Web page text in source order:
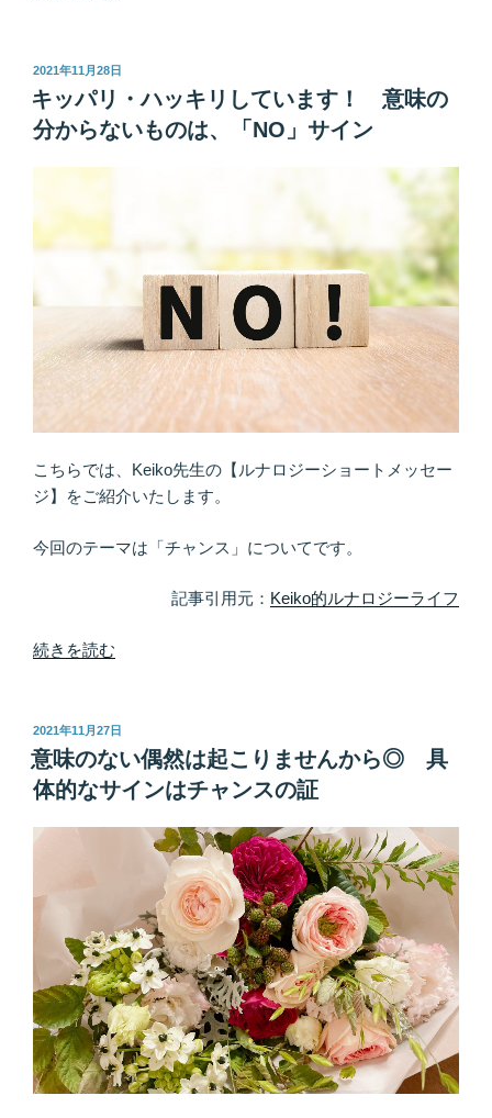
だ
わ
り
☆Keiko
＆
対
談
ロ
の
ら
こ
そ、
「夢
に
る」
の
目
す
イ
メ
ー
ジ
を
確
の
投
稿
日:
2021年11月28日
キッパリ・ハッキリしています！ 意味の
分からないものは、「NO」サイン
こちらでは、Keiko先生の【ルナロジーショートメッセー
ジ】をご紹介いたします。
今回のテーマは「チャンス」についてです。
記事引用元： Keiko的ルナロジーライフ
“キ
リ・
ハ
ッ
キ
リ
い
す！
意
味
の
分
か
続きを読む
投
稿
日:
2021年11月27日
意味のない偶然は起こりませんから◎ 具
体的なサインはチャンスの証